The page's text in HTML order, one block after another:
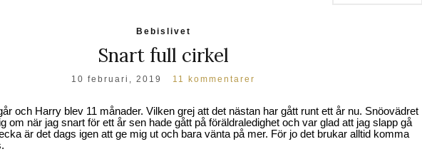
Bebislivet
Snart full cirkel
10 februari, 2019 11 kommentarer
och Harry blev 11 månader. Vilken grej att det nästan har gått runt ett år nu. Snöovädret
om när jag snart för ett år sen hade gått på föräldraledighet och var glad att jag slapp gå
är det dags igen att ge mig ut och bara vänta på mer. För jo det brukar alltid komma